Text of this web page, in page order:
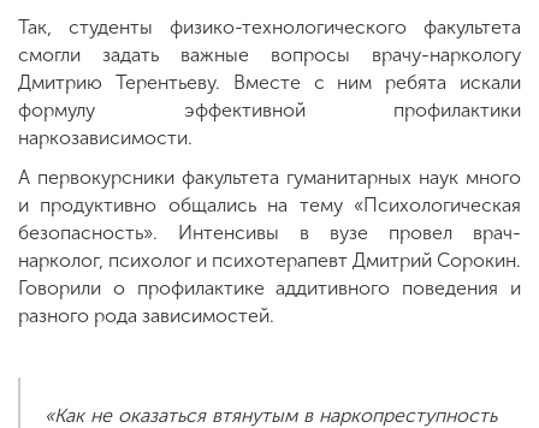
Так, студенты физико-технологического факультета
смогли задать важные вопросы врачу-наркологу
Дмитрию Терентьеву. Вместе с ним ребята искали
формулу эффективной профилактики
наркозависимости.
А первокурсники факультета гуманитарных наук много
и продуктивно общались на тему «Психологическая
безопасность». Интенсивы в вузе провел врач-
нарколог, психолог и психотерапевт Дмитрий Сорокин.
Говорили о профилактике аддитивного поведения и
разного рода зависимостей.
«Как не оказаться втянутым в наркопреступность